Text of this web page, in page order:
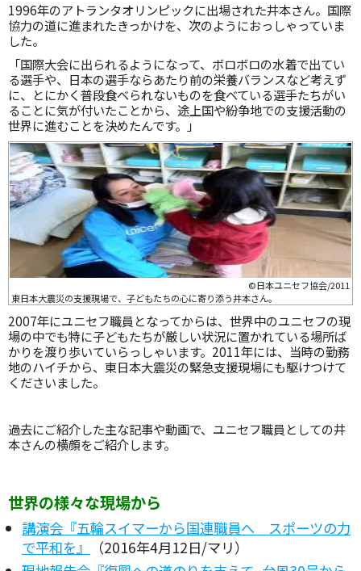
1996年のアトランタオリンピックに出場された井本さん。国際
協力の道に進まれたきっかけを、次のようにおっしゃっていま
した。
「国際大会に出られるようになって、ボロボロの水着で出てい
る選手や、日本の選手ならあたり前の栄養バランスなど考えず
に、とにかく普段食べられないものを食べている選手たちがい
ることに気が付いたことから、途上国や紛争地での支援活動の
世界に進むことを決めたんです。」
©日本ユニセフ協会/2011
東日本大震災の支援現場で、子どもたちの心に寄り添う井本さん。
2007年にユニセフ職員となってからは、世界中のユニセフの現
場の中でも特に子どもたちが厳しい状況に置かれている場所ば
かりを渡り歩いていらっしゃいます。2011年には、当時の勤務
地のハイチから、東日本大震災の緊急支援現場にも駆けつけて
くださいました。
過去にご紹介した主な記事や動画で、ユニセフ職員としての井
本さんの横顔をご紹介します。
世界の様々な現場から
講演会『五輪スイマーから国連職員へ スポーツの力
で平和を』
（2016年4月12日/マリ）